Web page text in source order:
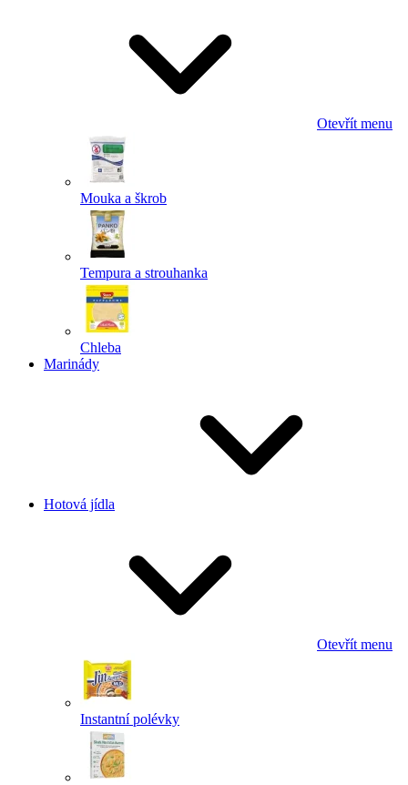
Otevřít menu
Mouka a škrob
Tempura a strouhanka
Chleba
Marinády
Hotová jídla
Otevřít menu
Instantní polévky
Powered by chaterimo